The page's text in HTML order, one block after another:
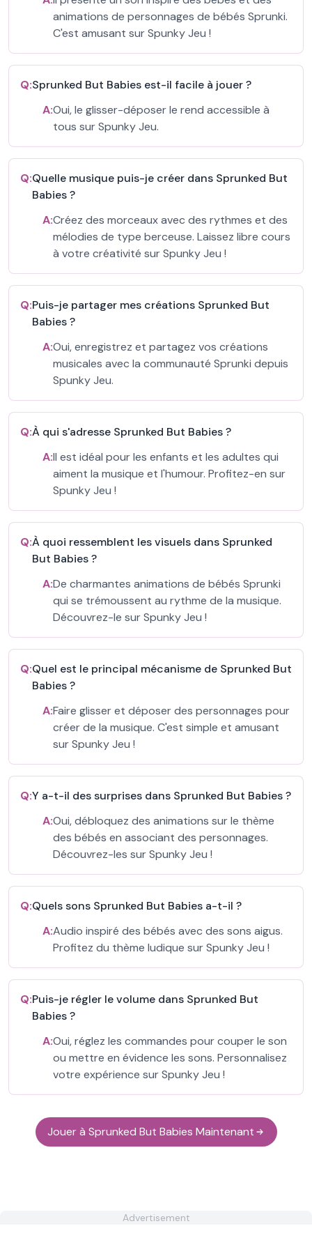
animations de personnages de bébés Sprunki.
C'est amusant sur Spunky Jeu !
Q:Sprunked But Babies est-il facile à jouer ?
A:Oui, le glisser-déposer le rend accessible à
tous sur Spunky Jeu.
Q:Quelle musique puis-je créer dans Sprunked But
Babies ?
A:Créez des morceaux avec des rythmes et des
mélodies de type berceuse. Laissez libre cours
à votre créativité sur Spunky Jeu !
Q:Puis-je partager mes créations Sprunked But
Babies ?
A:Oui, enregistrez et partagez vos créations
musicales avec la communauté Sprunki depuis
Spunky Jeu.
Q:À qui s'adresse Sprunked But Babies ?
A:Il est idéal pour les enfants et les adultes qui
aiment la musique et l'humour. Profitez-en sur
Spunky Jeu !
Q:À quoi ressemblent les visuels dans Sprunked
But Babies ?
A:De charmantes animations de bébés Sprunki
qui se trémoussent au rythme de la musique.
Découvrez-le sur Spunky Jeu !
Q:Quel est le principal mécanisme de Sprunked But
Babies ?
A:Faire glisser et déposer des personnages pour
créer de la musique. C'est simple et amusant
sur Spunky Jeu !
Q:Y a-t-il des surprises dans Sprunked But Babies ?
A:Oui, débloquez des animations sur le thème
des bébés en associant des personnages.
Découvrez-les sur Spunky Jeu !
Q:Quels sons Sprunked But Babies a-t-il ?
A:Audio inspiré des bébés avec des sons aigus.
Profitez du thème ludique sur Spunky Jeu !
Q:Puis-je régler le volume dans Sprunked But
Babies ?
A:Oui, réglez les commandes pour couper le son
ou mettre en évidence les sons. Personnalisez
votre expérience sur Spunky Jeu !
Jouer à Sprunked But Babies Maintenant
Advertisement